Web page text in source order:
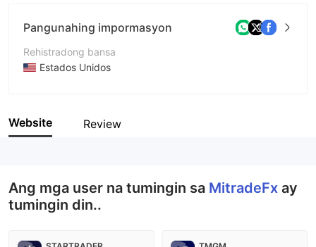
Pangunahing impormasyon
Rehistradong bansa
Estados Unidos
Kumpanya
Website Review
Ang mga user na tumingin sa MitradeFx ay
tumingin din..